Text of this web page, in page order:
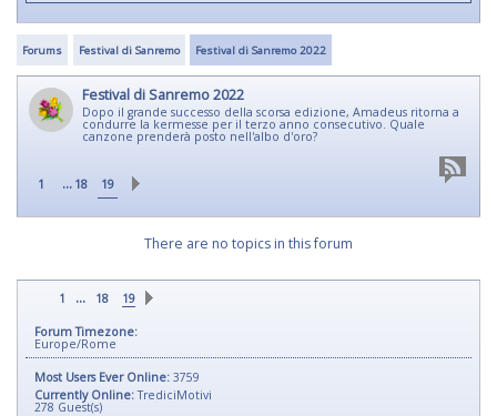
Forums Festival di Sanremo Festival di Sanremo 2022
Festival di Sanremo 2022
Dopo il grande successo della scorsa edizione, Amadeus ritorna a
condurre la kermesse per il terzo anno consecutivo. Quale
canzone prenderà posto nell'albo d'oro?
1 ... 18 19
There are no topics in this forum
1 ... 18 19
Forum Timezone:
Europe/Rome
Most Users Ever Online: 3759
Currently Online:TrediciMotivi
278 Guest(s)